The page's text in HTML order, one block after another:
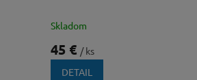
Odopínateľné Nohavice
Skladom
45 € / ks
DETAIL